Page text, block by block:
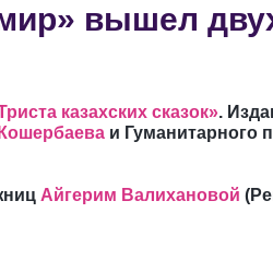
вышел
казахских сказок».
и Гуманитарного
Айгерим Валихановой